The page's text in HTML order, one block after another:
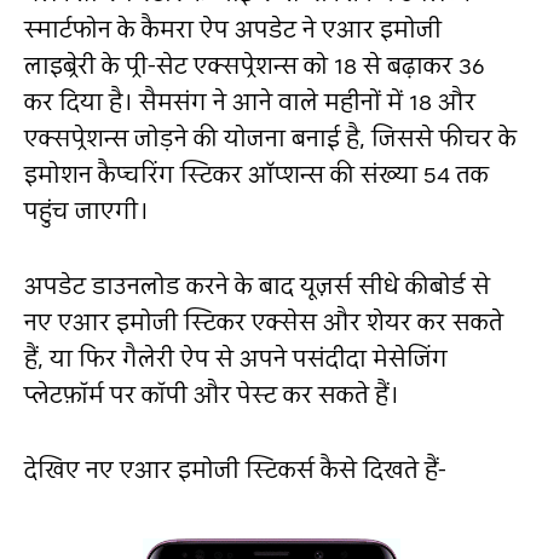
स्मार्टफोन के कैमरा ऐप अपडेट ने एआर इमोजी
लाइब्रेरी के प्री-सेट एक्सप्रेशन्स को 18 से बढ़ाकर 36
कर दिया है। सैमसंग ने आने वाले महीनों में 18 और
एक्सप्रेशन्स जोड़ने की योजना बनाई है, जिससे फीचर के
इमोशन कैप्चरिंग स्टिकर ऑप्शन्स की संख्या 54 तक
पहुंच जाएगी।
अपडेट डाउनलोड करने के बाद यूज़र्स सीधे कीबोर्ड से
नए एआर इमोजी स्टिकर एक्सेस और शेयर कर सकते
हैं, या फिर गैलेरी ऐप से अपने पसंदीदा मेसेजिंग
प्लेटफ़ॉर्म पर कॉपी और पेस्ट कर सकते हैं।
देखिए नए एआर इमोजी स्टिकर्स कैसे दिखते हैं-